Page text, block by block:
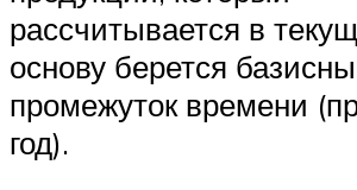
рассчитывается в
основу берется
промежуток времени
год).